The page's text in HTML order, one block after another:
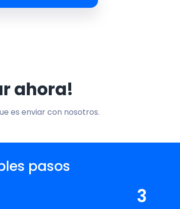
ahora!
es enviar con nosotros.
pasos
3